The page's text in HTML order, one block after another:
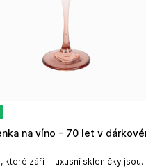
které září - luxusní skleničky jsou